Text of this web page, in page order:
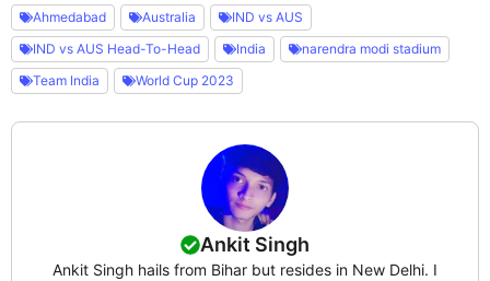
Ahmedabad Australia
IND vs AUS
IND vs AUS Head-To-Head
India
narendra modi stadium
Team India
World Cup 2023
Ankit Singh
Ankit Singh hails from Bihar but resides in New Delhi. I